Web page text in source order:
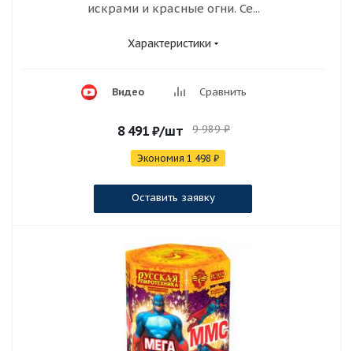
искрами и красные огни. Се...
Характеристики
Видео Сравнить
8 491 ₽/шт 9 989₽
Экономия 1 498 ₽
Оставить заявку